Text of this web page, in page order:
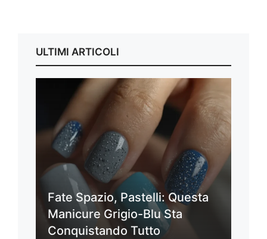
ULTIMI ARTICOLI
Fate Spazio, Pastelli: Questa
Manicure Grigio-Blu Sta
Conquistando Tutto